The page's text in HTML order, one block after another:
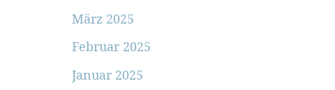
März 2025
Februar 2025
Januar 2025